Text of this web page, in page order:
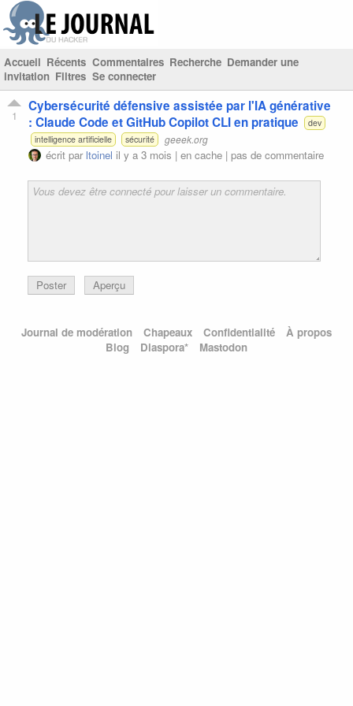
Accueil Récents Commentaires Recherche Demander une
invitation Filtres Se connecter
1
Cybersécurité défensive assistée par l'IA générative
: Claude Code et GitHub Copilot CLI en pratique
dev
intelligence artificielle
sécurité geeek.org
écrit par ltoinel il y a 3 mois | en cache | pas de commentaire
Poster Aperçu
Journal de modération Chapeaux Confidentialité
À propos
Blog
Diaspora* Mastodon